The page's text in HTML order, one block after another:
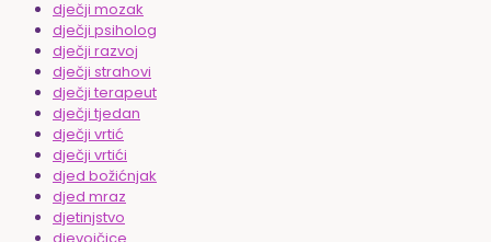
dječji mozak
dječji psiholog
dječji razvoj
dječji strahovi
dječji terapeut
dječji tjedan
dječji vrtić
dječji vrtići
djed božićnjak
djed mraz
djetinjstvo